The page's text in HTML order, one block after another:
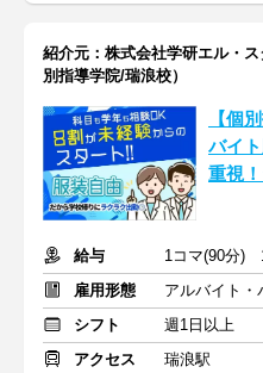
紹介元：株式会社学研エル・
別指導学院/瑞浪校）
【個
バイ
重視
給与
1コマ(90分)
雇用形態
アルバイト・
シフト
週1日以上
アクセス
瑞浪駅